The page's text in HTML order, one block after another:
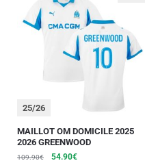
25/26
MAILLOT OM DOMICILE 2025
2026 GREENWOOD
109.90€ 54.90€